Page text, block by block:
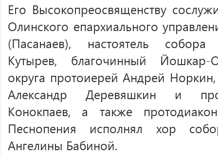
Его Высокопреосвященству
Олинского епархиального
(Пасанаев), настоятель
Кутырев, благочинный Йошкар-
округа протоиерей Андрей
Александр Деревяшкин и
Конокпаев, а также
Песнопения исполнял хор
Ангелины Бабиной.